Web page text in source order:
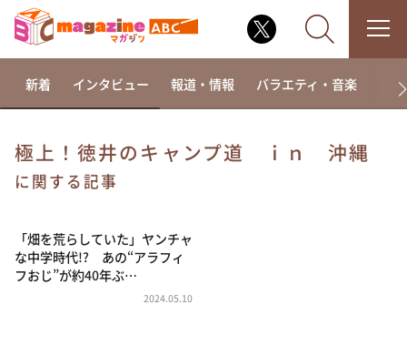
なるみ・岡村の過ぎるTV
これ余談なんですけど・・・
～人生密着トークバラエティ！～ やすとものいたっ
て真剣です
新着 インタビュー 報道・情報 バラエティ・音楽 ド
極上！徳井のキャンプ道 ｉｎ 沖縄
に関する記事
「畑を荒らしていた」ヤンチャ
な中学時代!? あの“アラフィ
フおじ”が約40年ぶ…
2024.05.10